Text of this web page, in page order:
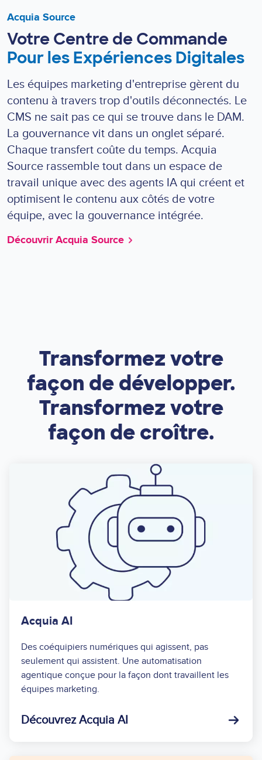
Acquia Source
Votre Centre de Commande
Pour les Expériences Digitales
Les équipes marketing d'entreprise gèrent du
contenu à travers trop d'outils déconnectés. Le
CMS ne sait pas ce qui se trouve dans le DAM.
La gouvernance vit dans un onglet séparé.
Chaque transfert coûte du temps. Acquia
Source rassemble tout dans un espace de
travail unique avec des agents IA qui créent et
optimisent le contenu aux côtés de votre
équipe, avec la gouvernance intégrée.
Découvrir Acquia Source
Transformez votre
façon de développer.
Transformez votre
façon de croître.
Acquia AI
Des coéquipiers numériques qui agissent, pas
seulement qui assistent. Une automatisation
agentique conçue pour la façon dont travaillent les
équipes marketing.
Découvrez Acquia AI